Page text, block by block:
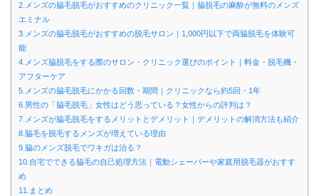
2.メンズの脇毛脱毛がおすすめのクリニック一覧｜脇脱毛の麻酔が無料のメンズ
エミナル
3.メンズの脇毛脱毛がおすすめの脱毛サロン｜1,000円以下で両脇脱毛を体験可
能
4.メンズ脇脱毛をする際のサロン・クリニック選びのポイント｜料金・脱毛機・
アフターケア
5.メンズの脇毛脱毛にかかる回数・期間｜クリニックなら約5回・1年
6.男性の「脇毛脱毛」女性はどう思っている？女性からの評判は？
7.メンズが脇毛脱毛をするメリットとデメリット｜デメリットの解消方法も紹介
8.脇毛を脱毛するメンズが増えている理由
9.脇のメンズ脱毛でワキガは治る？
10.自宅でできる脇毛の自己処理方法｜電動シェーバーや家庭用脱毛器がおすす
め
11.まとめ